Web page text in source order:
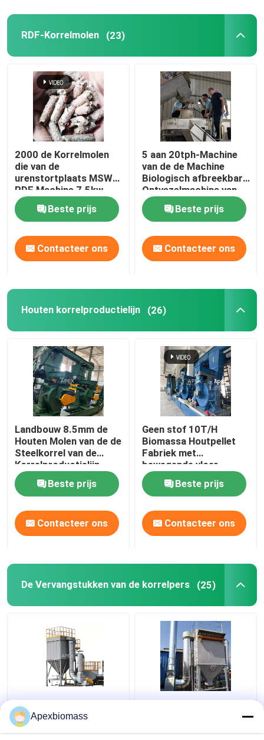
RDF-Korrelmolen (23)
2000 de Korrelmolen
die van de
urenstortplaats MSW
RDF Machine 7.5kw
maken
Beste prijs
Contacteer ons
5 aan 20tph-Machine
van de de Machine
Biologisch afbreekbare
Ontvezelmachine van
het Papier de
Kartonnen Papierafval
Verpletterende
Beste prijs
Contacteer ons
Houten korrelproductielijn (26)
Landbouw 8.5mm de
Houten Molen van de de
Steelkorrel van de
Korrelproductielijn
voor Straw Sunflower
CottonBeste prijs
Contacteer ons
Geen stof 10T/H
Biomassa Houtpellet
Fabriek met
bewegende vloer
Beste prijs
Contacteer ons
De Vervangstukken van de korrelpers (25)
6000m3/H aan
9500m3/H-Stof die het
Type van Machinezak
Apexbiomass